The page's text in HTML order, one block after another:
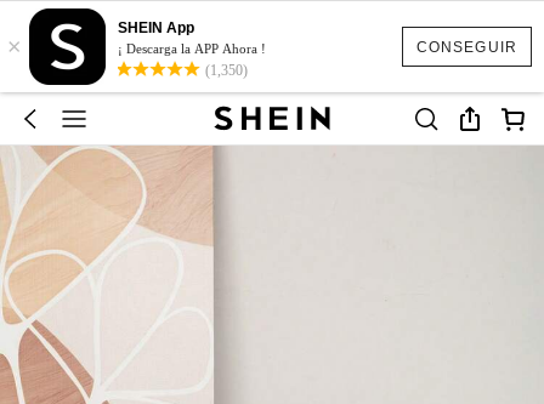
CONSEGUIR
×
SHEIN App
¡ Descarga la APP Ahora !
(1,350)